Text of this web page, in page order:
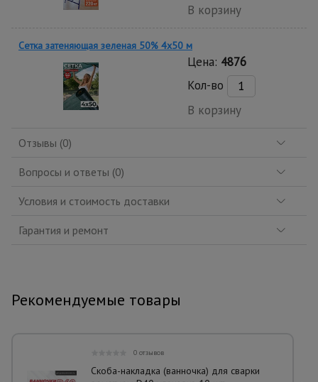
В корзину
Сетка затеняющая зеленая 50% 4х50 м
Цена: 4876
Кол-во
В корзину
Отзывы (0)
Вопросы и ответы (0)
Условия и стоимость доставки
Гарантия и ремонт
Рекомендуемые товары
0 отзывов
Скоба-накладка (ванночка) для сварки